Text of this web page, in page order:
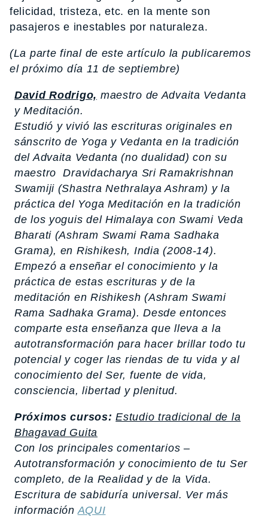
felicidad, tristeza, etc. en la mente son
pasajeros e inestables por naturaleza.
(La parte final de este artículo la publicaremos
el próximo día 11 de septiembre)
David Rodrigo, maestro de Advaita Vedanta
y Meditación.
Estudió y vivió las escrituras originales en
sánscrito de Yoga y Vedanta en la tradición
del Advaita Vedanta (no dualidad) con su
maestro Dravidacharya Sri Ramakrishnan
Swamiji (Shastra Nethralaya Ashram) y la
práctica del Yoga Meditación en la tradición
de los yoguis del Himalaya con Swami Veda
Bharati (Ashram Swami Rama Sadhaka
Grama), en Rishikesh, India (2008-14).
Empezó a enseñar el conocimiento y la
práctica de estas escrituras y de la
meditación en Rishikesh (Ashram Swami
Rama Sadhaka Grama). Desde entonces
comparte esta enseñanza que lleva a la
autotransformación para hacer brillar todo tu
potencial y coger las riendas de tu vida y al
conocimiento del Ser, fuente de vida,
consciencia, libertad y plenitud.
Próximos cursos: Estudio tradicional de la
Bhagavad Guita
Con los principales comentarios –
Autotransformación y conocimiento de tu Ser
completo, de la Realidad y de la Vida.
Escritura de sabiduría universal. Ver más
información AQUI